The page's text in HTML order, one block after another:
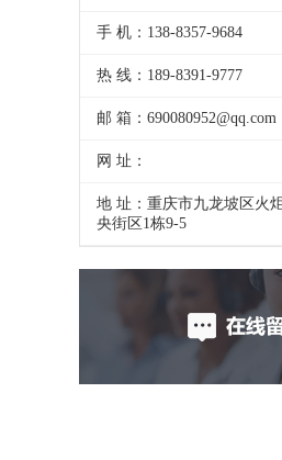
手 机：138-8357-9684
热 线：189-8391-9777
邮 箱：690080952@qq.com
网 址：
地 址：重庆市九龙坡区火
央街区1栋9-5